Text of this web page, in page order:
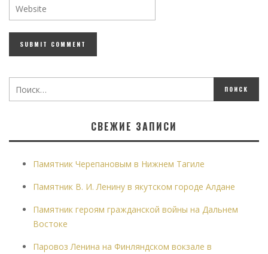
СВЕЖИЕ ЗАПИСИ
Памятник Черепановым в Нижнем Тагиле
Памятник В. И. Ленину в якутском городе Алдане
Памятник героям гражданской войны на Дальнем
Востоке
Паровоз Ленина на Финляндском вокзале в